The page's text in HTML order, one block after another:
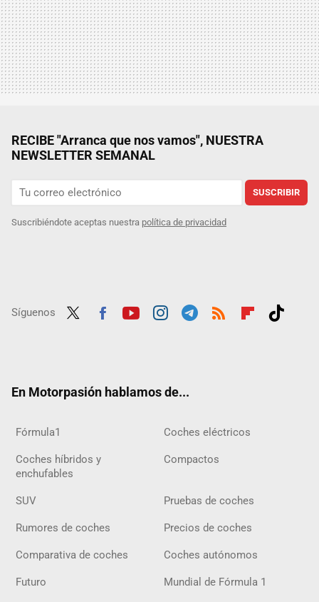
RECIBE "Arranca que nos vamos", NUESTRA
NEWSLETTER SEMANAL
SUSCRIBIR
Suscribiéndote aceptas nuestra política de privacidad
Síguenos
En Motorpasión hablamos de...
Fórmula1 Coches eléctricos
Coches híbridos y
enchufables
Compactos
SUV Pruebas de coches
Rumores de coches Precios de coches
Comparativa de coches Coches autónomos
Futuro Mundial de Fórmula 1